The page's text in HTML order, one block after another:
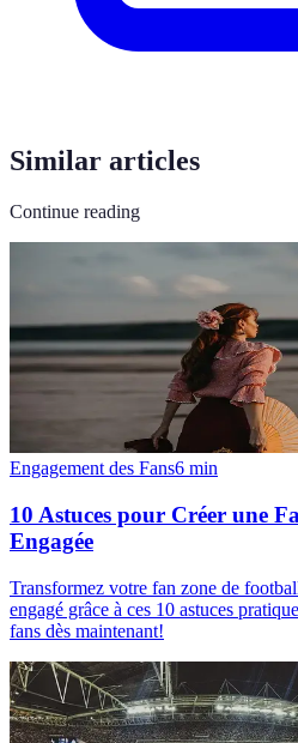
Similar articles
Continue reading
Engagement des Fans6 min
10 Astuces pour Créer une
Engagée
Transformez votre fan zone de
engagé grâce à ces 10 astuces
fans dès maintenant!